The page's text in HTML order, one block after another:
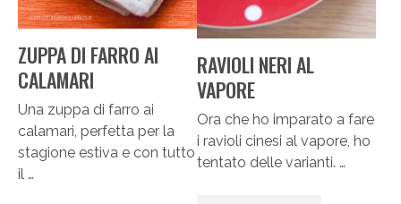
ZUPPA DI FARRO AI
CALAMARI
Una zuppa di farro ai
calamari, perfetta per la
stagione estiva e con tutto
il …
RAVIOLI NERI AL
VAPORE
Ora che ho imparato a fare
i ravioli cinesi al vapore, ho
tentato delle varianti. …